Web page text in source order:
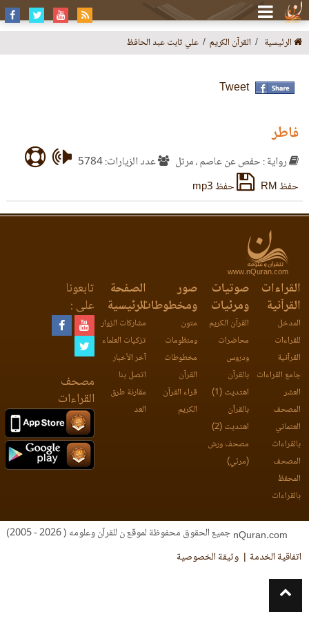
الرئيسية القرآن الكريم علي ثابت عبد الحافظ
Tweet
فاطر
رواية : حفص عن عاصم ، مرتل
عدد الزيارات: 5784
حفظ RM
حفظ mp3
www.nQuran.com
القراءات
القرآنية
المدخل
للقراءات
القرآنية
جامع القراءات
العشر
المصحف
العثماني
بالقراءات
المصحف
المحفظ
بالقراءات
صوتيات
ومرئيات
القرآن الكريم
محاضرات
ودروس
بالقرآن
اهتديت (1)
بالقرآن
اهتديت (2)
مصحف ورش
(مرئي)
صور
ومخطوطات
متون
ومنظومات
مخطوطات
القرآن
قراء القرآن
الكريم
الصفحة
الرئيسية
مشاركات الزوار
تزكيات العلماء
آخر الأخبار
اتصل بنا
مقارنة طرق
العد
تابعونا
على :
مصحف
القراءات
جميع الحقوق محفوظة لموقع ن للقرآن وعلومه ( 2026 - 2005)
اتفاقية الخدمة
وثيقة الخصوصية